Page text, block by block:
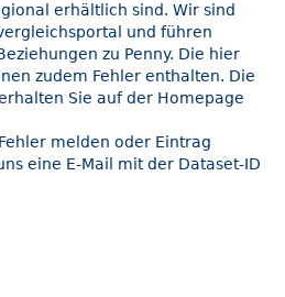
erhältlich sind. Wir sind
und führen
zu Penny. Die hier
zudem Fehler enthalten. Die
Sie auf der Homepage
Fehler melden oder Eintrag
eine E-Mail mit der Dataset-ID